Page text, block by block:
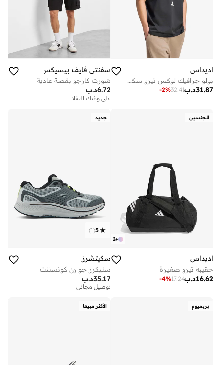
اديداس
بولو جرافيك لوكس تيرو سكريبت
د.ب31.87
32.41
-2%
سفنتي فايف بيسيكس
شورت كارجو بقصة عادية
د.ب6.72
على وشك النفاد
للجنسين
+
2
اديداس
حقيبة تيرو صغيرة
د.ب16.62
17.24
-4%
جديد
5
(
1
)
سكيتشرز
سنيكرز جو رن كونستنت
د.ب35.17
توصيل مجاني
بريميوم الأكثر مبيعا